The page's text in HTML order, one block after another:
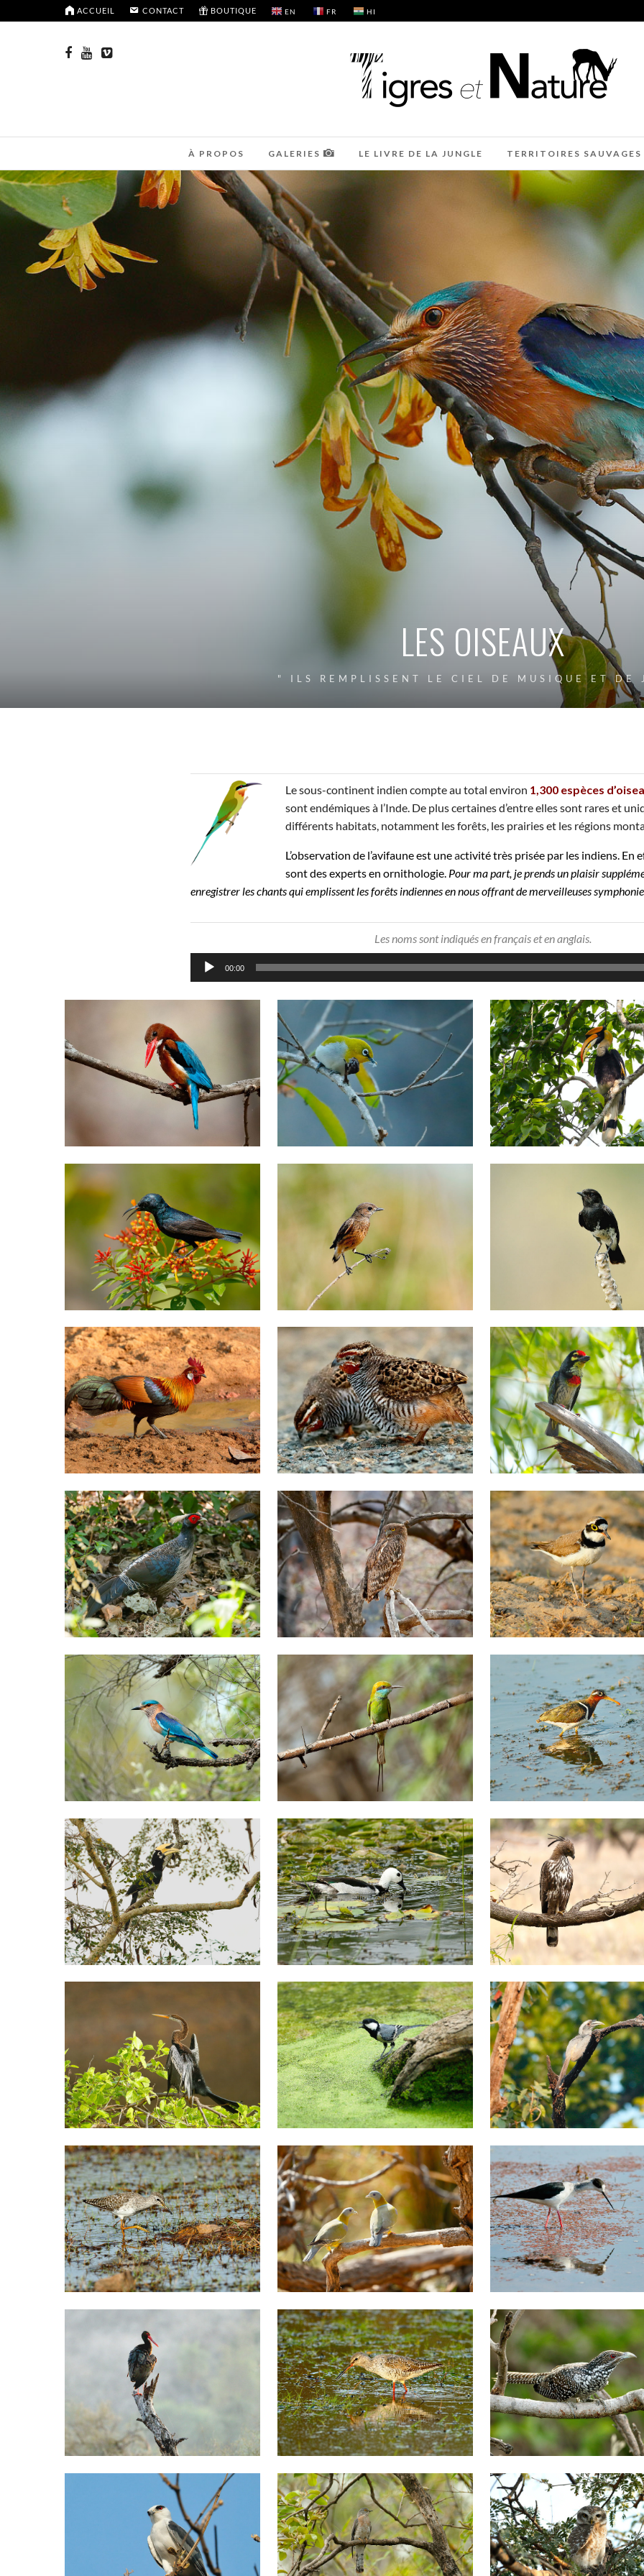
ACCUEIL CONTACT BOUTIQUE EN FR HI
À PROPOS GALERIES LE LIVRE DE LA JUNGLE TERRITOIRES SAUVAGES
LES OISEAUX
" ILS REMPLISSENT LE CIEL DE MUSIQUE ET DE
Le sous-continent indien compte au total environ 1,300 espèces
sont endémiques à l’Inde. De plus certaines d’entre elles sont rares et
différents habitats, notamment les forêts, les prairies et les régions
L’observation de l’avifaune est uneactivité très prisée par les indiens. En
sont des experts en ornithologie. Pour ma part, je prends un plaisir
enregistrer les chants qui emplissent les forêts indiennes en nous offrant de merveilleuses
Les noms sont indiqués en français et en anglais.
Lecteur
audio
00:00